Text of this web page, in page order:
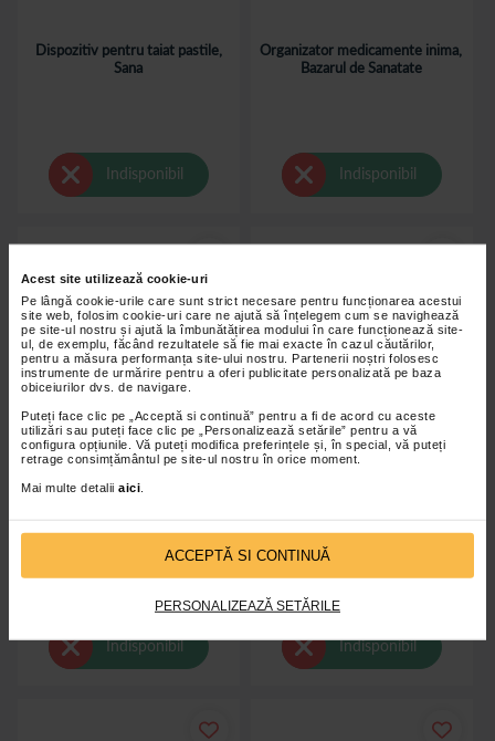
Acest site utilizează cookie-uri
Pe lângă cookie-urile care sunt strict necesare pentru funcționarea acestui
site web, folosim cookie-uri care ne ajută să înțelegem cum se navighează
pe site-ul nostru și ajută la îmbunătățirea modului în care funcționează site-
ul, de exemplu, făcând rezultatele să fie mai exacte în cazul căutărilor,
pentru a măsura performanța site-ului nostru. Partenerii noștri folosesc
instrumente de urmărire pentru a oferi publicitate personalizată pe baza
obiceiurilor dvs. de navigare.
Puteți face clic pe „Acceptă si continuă” pentru a fi de acord cu aceste
utilizări sau puteți face clic pe „Personalizează setările” pentru a vă
configura opțiunile. Vă puteți modifica preferințele și, în special, vă puteți
retrage consimțământul pe site-ul nostru în orice moment.
Mai multe detalii aici
ACCEPTĂ SI CONTINUĂ
PERSONALIZEAZĂ SETĂRILE
Dispozitiv pentru taiat pastile,
Sana
Indisponibil
Organizator medicamente inima,
Bazarul de Sanatate
Indisponibil
Indisponibil Indisponibil